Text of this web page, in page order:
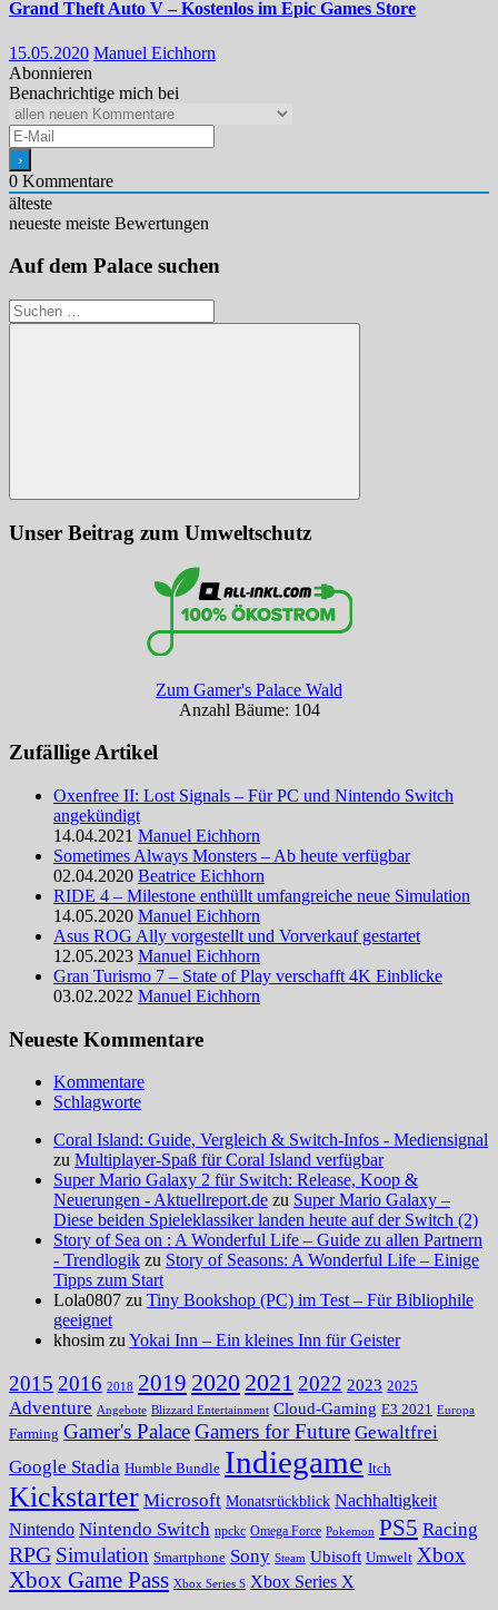
Grand Theft Auto V – Kostenlos im Epic Games Store
15.05.2020 Manuel Eichhorn
Abonnieren
Benachrichtige mich bei
0 Kommentare
älteste
neueste meiste Bewertungen
Auf dem Palace suchen
Suchen
nach:
Suchen
Unser Beitrag zum Umweltschutz
Zum Gamer's Palace Wald
Anzahl Bäume: 104
Zufällige Artikel
Oxenfree II: Lost Signals – Für PC und Nintendo Switch
angekündigt
14.04.2021 Manuel Eichhorn
Sometimes Always Monsters – Ab heute verfügbar
02.04.2020 Beatrice Eichhorn
RIDE 4 – Milestone enthüllt umfangreiche neue Simulation
14.05.2020 Manuel Eichhorn
Asus ROG Ally vorgestellt und Vorverkauf gestartet
12.05.2023 Manuel Eichhorn
Gran Turismo 7 – State of Play verschafft 4K Einblicke
03.02.2022 Manuel Eichhorn
Neueste Kommentare
Kommentare
Schlagworte
Coral Island: Guide, Vergleich & Switch-Infos - Mediensignal
zu Multiplayer-Spaß für Coral Island verfügbar
Super Mario Galaxy 2 für Switch: Release, Koop &
Neuerungen - Aktuellreport.de zu Super Mario Galaxy –
Diese beiden Spieleklassiker landen heute auf der Switch (2)
Story of Sea on : A Wonderful Life – Guide zu allen Partnern
- Trendlogik zu Story of Seasons: A Wonderful Life – Einige
Tipps zum Start
Lola0807 zu Tiny Bookshop (PC) im Test – Für Bibliophile
geeignet
khosim zuYokai Inn – Ein kleines Inn für Geister
2015 2016 2018 2019 2020 2021 2022 2023 2025
Adventure Angebote Blizzard Entertainment Cloud-Gaming E3 2021 Europa
Farming Gamer's PalaceGamers for Future Gewaltfrei
Google Stadia Humble Bundle Indiegame Itch
Kickstarter Microsoft Monatsrückblick Nachhaltigkeit
Nintendo Nintendo Switch npckc Omega Force Pokemon PS5 Racing
RPG Simulation Smartphone Sony Steam Ubisoft Umwelt Xbox
Xbox Game Pass Xbox Series S Xbox Series X